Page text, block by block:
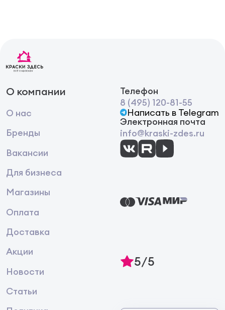
О компании
О нас
Бренды
Вакансии
Для бизнеса
Магазины
Оплата
Доставка
Акции
Новости
Статьи
Телефон
8 (495) 120-81-55
Написать в Telegram
Электронная почта
info@kraski-zdes.ru
5/5